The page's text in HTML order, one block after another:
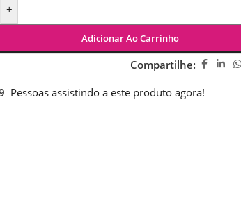
+
Adicionar Ao Carrinho
Compartilhe:
Pessoas assistindo a este produto agora!